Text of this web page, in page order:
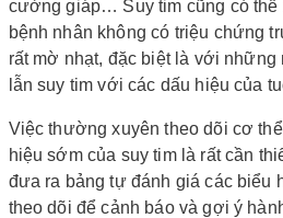
cường giáp… Suy tim cũng có thể
bệnh nhân không có triệu chứng
rất mờ nhạt, đặc biệt là với
lẫn suy tim với các dấu hiệu của
Việc thường xuyên theo dõi cơ
hiệu sớm của suy tim là rất cần
đưa ra bảng tự đánh giá các biểu
theo dõi để cảnh báo và gợi ý